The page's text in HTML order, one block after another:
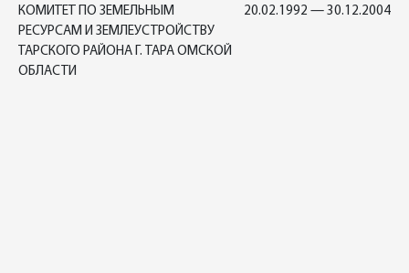
КОМИТЕТ ПО ЗЕМЕЛЬНЫМ
РЕСУРСАМ И ЗЕМЛЕУСТРОЙСТВУ
ТАРСКОГО РАЙОНА Г. ТАРА ОМСКОЙ
ОБЛАСТИ
20.02.1992 — 30.12.2004